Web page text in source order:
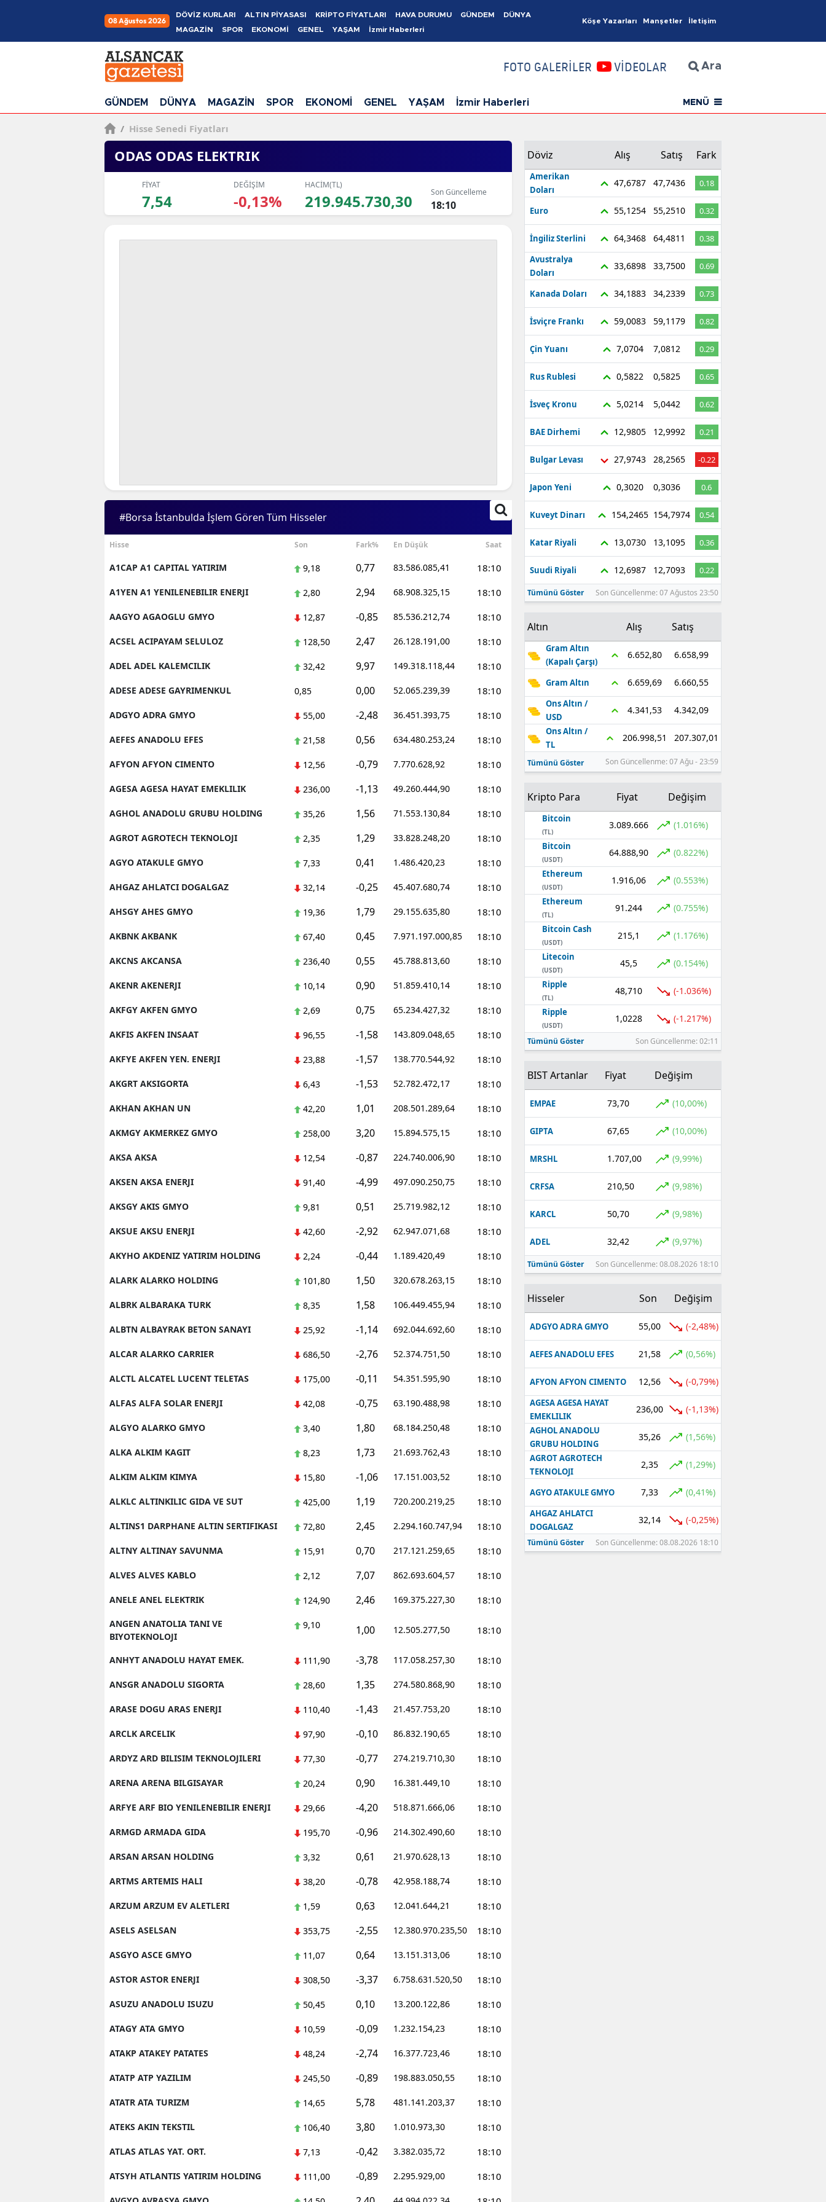
08 Ağustos 2026
DÖVİZ KURLARI ALTIN PİYASASI KRİPTO FİYATLARI HAVA DURUMU GÜNDEM
DÜNYA
MAGAZİN
SPOR EKONOMİ GENEL YAŞAM İzmir Haberleri
Köşe Yazarları Manşetler İletişim
FOTO GALERİLER VİDEOLAR Ara
GÜNDEM DÜNYA MAGAZİN SPOR EKONOMİ GENEL YAŞAM İzmir Haberleri MENÜ
/ Hisse Senedi Fiyatları
ODAS ODAS ELEKTRIK
FİYAT
7,54
DEĞİŞİM
-0,13%
HACİM(TL)
219.945.730,30 Son Güncelleme
18:10
#Borsa İstanbulda İşlem Gören Tüm Hisseler
Hisse Son Fark% En Düşük Saat
A1CAP A1 CAPITAL YATIRIM 9,18 0,77 83.586.085,41 18:10
A1YEN A1 YENILENEBILIR ENERJI 2,80 2,94 68.908.325,15 18:10
AAGYO AGAOGLU GMYO 12,87 -0,85 85.536.212,74 18:10
ACSEL ACIPAYAM SELULOZ 128,50 2,47 26.128.191,00 18:10
ADEL ADEL KALEMCILIK 32,42 9,97 149.318.118,44 18:10
ADESE ADESE GAYRIMENKUL 0,85 0,00 52.065.239,39 18:10
ADGYO ADRA GMYO 55,00 -2,48 36.451.393,75 18:10
AEFES ANADOLU EFES 21,58 0,56 634.480.253,24 18:10
AFYON AFYON CIMENTO 12,56 -0,79 7.770.628,92 18:10
AGESA AGESA HAYAT EMEKLILIK 236,00 -1,13 49.260.444,90 18:10
AGHOL ANADOLU GRUBU HOLDING 35,26 1,56 71.553.130,84 18:10
AGROT AGROTECH TEKNOLOJI 2,35 1,29 33.828.248,20 18:10
AGYO ATAKULE GMYO 7,33 0,41 1.486.420,23 18:10
AHGAZ AHLATCI DOGALGAZ 32,14 -0,25 45.407.680,74 18:10
AHSGY AHES GMYO 19,36 1,79 29.155.635,80 18:10
AKBNK AKBANK 67,40 0,45 7.971.197.000,85 18:10
AKCNS AKCANSA 236,40 0,55 45.788.813,60 18:10
AKENR AKENERJI 10,14 0,90 51.859.410,14 18:10
AKFGY AKFEN GMYO 2,69 0,75 65.234.427,32 18:10
AKFIS AKFEN INSAAT 96,55 -1,58 143.809.048,65 18:10
AKFYE AKFEN YEN. ENERJI 23,88 -1,57 138.770.544,92 18:10
AKGRT AKSIGORTA 6,43 -1,53 52.782.472,17 18:10
AKHAN AKHAN UN 42,20 1,01 208.501.289,64 18:10
AKMGY AKMERKEZ GMYO 258,00 3,20 15.894.575,15 18:10
AKSA AKSA 12,54 -0,87 224.740.006,90 18:10
AKSEN AKSA ENERJI 91,40 -4,99 497.090.250,75 18:10
AKSGY AKIS GMYO 9,81 0,51 25.719.982,12 18:10
AKSUE AKSU ENERJI 42,60 -2,92 62.947.071,68 18:10
AKYHO AKDENIZ YATIRIM HOLDING 2,24 -0,44 1.189.420,49 18:10
ALARK ALARKO HOLDING 101,80 1,50 320.678.263,15 18:10
ALBRK ALBARAKA TURK 8,35 1,58 106.449.455,94 18:10
ALBTN ALBAYRAK BETON SANAYI 25,92 -1,14 692.044.692,60 18:10
ALCAR ALARKO CARRIER 686,50 -2,76 52.374.751,50 18:10
ALCTL ALCATEL LUCENT TELETAS 175,00 -0,11 54.351.595,90 18:10
ALFAS ALFA SOLAR ENERJI 42,08 -0,75 63.190.488,98 18:10
ALGYO ALARKO GMYO 3,40 1,80 68.184.250,48 18:10
ALKA ALKIM KAGIT 8,23 1,73 21.693.762,43 18:10
ALKIM ALKIM KIMYA 15,80 -1,06 17.151.003,52 18:10
ALKLC ALTINKILIC GIDA VE SUT 425,00 1,19 720.200.219,25 18:10
ALTINS1 DARPHANE ALTIN SERTIFIKASI 72,80 2,45 2.294.160.747,94 18:10
ALTNY ALTINAY SAVUNMA 15,91 0,70 217.121.259,65 18:10
ALVES ALVES KABLO 2,12 7,07 862.693.604,57 18:10
ANELE ANEL ELEKTRIK 124,90 2,46 169.375.227,30 18:10
ANGEN ANATOLIA TANI VE
BIYOTEKNOLOJI
9,10 1,00 12.505.277,50 18:10
ANHYT ANADOLU HAYAT EMEK. 111,90 -3,78 117.058.257,30 18:10
ANSGR ANADOLU SIGORTA 28,60 1,35 274.580.868,90 18:10
ARASE DOGU ARAS ENERJI 110,40 -1,43 21.457.753,20 18:10
ARCLK ARCELIK 97,90 -0,10 86.832.190,65 18:10
ARDYZ ARD BILISIM TEKNOLOJILERI 77,30 -0,77 274.219.710,30 18:10
ARENA ARENA BILGISAYAR 20,24 0,90 16.381.449,10 18:10
ARFYE ARF BIO YENILENEBILIR ENERJI 29,66 -4,20 518.871.666,06 18:10
ARMGD ARMADA GIDA 195,70 -0,96 214.302.490,60 18:10
ARSAN ARSAN HOLDING 3,32 0,61 21.970.628,13 18:10
ARTMS ARTEMIS HALI 38,20 -0,78 42.958.188,74 18:10
ARZUM ARZUM EV ALETLERI 1,59 0,63 12.041.644,21 18:10
ASELS ASELSAN 353,75 -2,55 12.380.970.235,50 18:10
ASGYO ASCE GMYO 11,07 0,64 13.151.313,06 18:10
ASTOR ASTOR ENERJI 308,50 -3,37 6.758.631.520,50 18:10
ASUZU ANADOLU ISUZU 50,45 0,10 13.200.122,86 18:10
ATAGY ATA GMYO 10,59 -0,09 1.232.154,23 18:10
ATAKP ATAKEY PATATES 48,24 -2,74 16.377.723,46 18:10
ATATP ATP YAZILIM 245,50 -0,89 198.883.050,55 18:10
ATATR ATA TURIZM 14,65 5,78 481.141.203,37 18:10
ATEKS AKIN TEKSTIL 106,40 3,80 1.010.973,30 18:10
ATLAS ATLAS YAT. ORT. 7,13 -0,42 3.382.035,72 18:10
ATSYH ATLANTIS YATIRIM HOLDING 111,00 -0,89 2.295.929,00 18:10
Döviz Alış Satış Fark
Amerikan
Doları
47,6787 47,7436 0.18
Euro 55,1254 55,2510 0.32
İngiliz Sterlini 64,3468 64,4811
0.38
Avustralya
Doları
33,6898 33,7500 0.69
Kanada Doları 34,1883 34,2339 0.73
İsviçre Frankı 59,0083 59,1179 0.82
Çin Yuanı 7,0704 7,0812 0.29
Rus Rublesi 0,5822 0,5825 0.65
İsveç Kronu 5,0214 5,0442 0.62
BAE Dirhemi 12,9805 12,9992 0.21
Bulgar Levası 27,9743 28,2565 -0.22
Japon Yeni 0,3020 0,3036 0.6
Kuveyt Dinarı 154,2465 154,7974 0.54
Katar Riyali 13,0730 13,1095 0.36
Suudi Riyali 12,6987 12,7093 0.22
Tümünü Göster Son Güncellenme: 07 Ağustos 23:50
Altın Alış Satış
Gram Altın
(Kapalı Çarşı)
6.652,80 6.658,99
Gram Altın 6.659,69 6.660,55
Ons Altın /
USD
4.341,53 4.342,09
Ons Altın /
TL
206.998,51 207.307,01
Tümünü Göster Son Güncellenme: 07 Ağu - 23:59
Kripto Para Fiyat Değişim
Bitcoin
(TL)
3.089.666 (1.016%)
Bitcoin
(USDT)
64.888,90 (0.822%)
Ethereum
(USDT)
1.916,06 (0.553%)
Ethereum
(TL)
91.244 (0.755%)
Bitcoin Cash
(USDT)
215,1 (1.176%)
Litecoin
(USDT)
45,5 (0.154%)
Ripple
(TL)
48,710 (-1.036%)
Ripple
(USDT)
1,0228 (-1.217%)
Tümünü Göster Son Güncellenme: 02:11
BIST Artanlar Fiyat Değişim
EMPAE 73,70 (10,00%)
GIPTA 67,65 (10,00%)
MRSHL 1.707,00 (9,99%)
CRFSA 210,50 (9,98%)
KARCL 50,70 (9,98%)
ADEL 32,42 (9,97%)
Tümünü Göster Son Güncellenme: 08.08.2026 18:10
Hisseler Son Değişim
ADGYO ADRA GMYO 55,00 (-2,48%)
AEFES ANADOLU EFES 21,58 (0,56%)
AFYON AFYON CIMENTO 12,56 (-0,79%)
AGESA AGESA HAYAT
EMEKLILIK
236,00 (-1,13%)
AGHOL ANADOLU
GRUBU HOLDING
35,26 (1,56%)
AGROT AGROTECH
TEKNOLOJI
2,35 (1,29%)
AGYO ATAKULE GMYO 7,33 (0,41%)
AHGAZ AHLATCI
DOGALGAZ
32,14 (-0,25%)
Tümünü Göster Son Güncellenme: 08.08.2026 18:10